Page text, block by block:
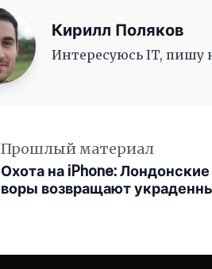
Кирилл Поляков
Интересуюсь IT, пишу
Прошлый материал
Охота на iPhone: Лондонские
воры возвращают